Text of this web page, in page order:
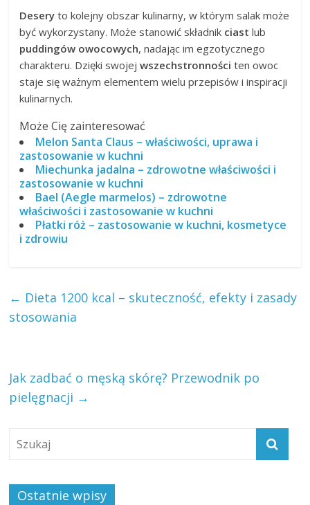
Desery to kolejny obszar kulinarny, w którym salak może
być wykorzystany. Może stanowić składnik ciast lub
puddingów owocowych, nadając im egzotycznego
charakteru. Dzięki swojejwszechstronności ten owoc
staje się ważnym elementem wielu przepisów i inspiracji
kulinarnych.
Może Cię zainteresować
Melon Santa Claus – właściwości, uprawa i
zastosowanie w kuchni
Miechunka jadalna – zdrowotne właściwości i
zastosowanie w kuchni
Bael (Aegle marmelos) – zdrowotne
właściwości i zastosowanie w kuchni
Płatki róż – zastosowanie w kuchni, kosmetyce
i zdrowiu
← Dieta 1200 kcal – skuteczność, efekty i zasady
stosowania
Jak zadbać o męską skórę? Przewodnik po
pielęgnacji →
Ostatnie wpisy